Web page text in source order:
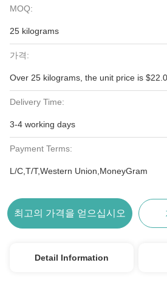
MOQ:
25 kilograms
가격:
Over 25 kilograms, the unit price is
Delivery Time:
3-4 working days
Payment Terms:
L/C,T/T,Western Union,MoneyGram
최고의 가격을 얻으십시오
Detail Information